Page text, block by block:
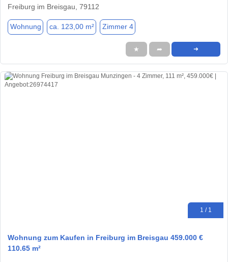
Freiburg im Breisgau, 79112
Wohnung ca. 123,00 m² Zimmer 4
★ ➦ ➜
1 / 1
Wohnung zum Kaufen in Freiburg im Breisgau 459.000 €
110.65 m²